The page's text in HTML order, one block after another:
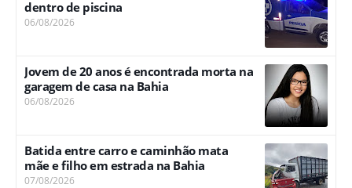
dentro de piscina
06/08/2026
Jovem de 20 anos é encontrada morta na
garagem de casa na Bahia
06/08/2026
Batida entre carro e caminhão mata
mãe e filho em estrada na Bahia
07/08/2026